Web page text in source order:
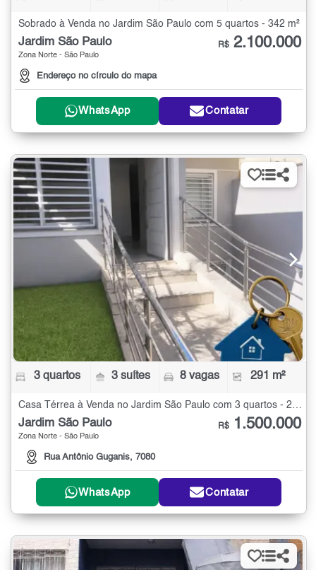
Sobrado à Venda no Jardim São Paulo com 5 quartos - 342 m²
Jardim São Paulo
Zona Norte - São Paulo
Endereço no círculo do mapa
R$ 2.100.000
WhatsApp Contatar
3 quartos 3 suítes 8 vagas 291 m²
Casa Térrea à Venda no Jardim São Paulo com 3 quartos - 291 m²
Jardim São Paulo
Zona Norte - São Paulo
Rua Antônio Guganis, 7080
R$ 1.500.000
WhatsApp Contatar